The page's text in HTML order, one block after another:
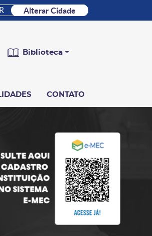
Alterar Cidade
Biblioteca
CONTATO